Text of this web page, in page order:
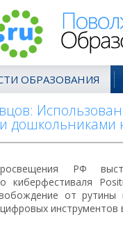
ОБРАЗОВАНИЯ
дошкольниками
РФ
киберфестиваля
от
инструментов